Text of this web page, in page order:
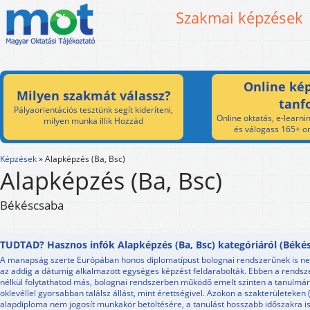
Szakmai képzések
Milyen szakmát válassz?
Pályaorientációs tesztünk segít kideríteni,
milyen munka illik Hozzád
Online
Online oktatás, e-
és válogass 165+
Képzések»Alapképzés (Ba, Bsc)
Alapképzés (Ba, Bsc)
Békéscsaba
TUDTAD? Hasznos infók Alapképzés (Ba, Bsc) kategóriáról
A manapság szerte Európában honos diplomatípust bolognai rendszerűnek is
az addig a dátumig alkalmazott egységes képzést feldarabolták. Ebben a
nélkül folytathatod más, bolognai rendszerben működő emelt szinten a
oklevéllel gyorsabban találsz állást, mint érettségivel. Azokon a szakterületeken
alapdiploma nem jogosít munkakör betöltésére, a tanulást hosszabb időszakra